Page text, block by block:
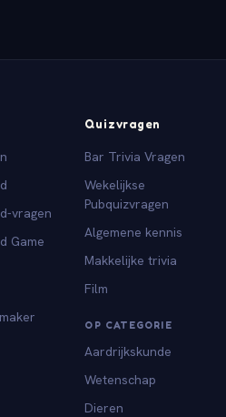
vragen
Game
Quizvragen
Bar Trivia Vragen
Wekelijkse
Pubquizvragen
Algemene kennis
Makkelijke trivia
Film
OP CATEGORIE
Aardrijkskunde
Wetenschap
Dieren